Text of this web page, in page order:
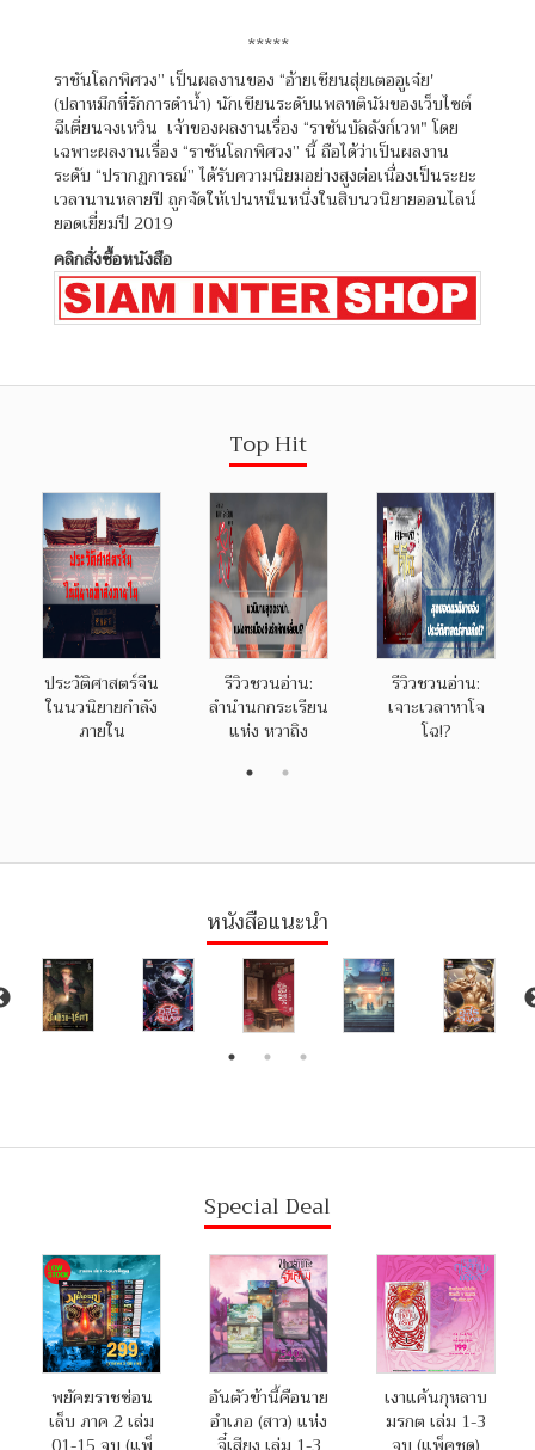
*****
ราชันโลกพิศวง” เป็นผลงานของ “อ้ายเชียนสุ่ยเตออูเจ๋ย'
(ปลาหมึกที่รักการดำน้ำ) นักเขียนระดับแพลทตินัมของเว็บไซต์
ฉีเตี่ยนจงเหวิน เจ้าของผลงานเรื่อง “ราชันบัลลังก์เวท" โดย
เฉพาะผลงานเรื่อง “ราชันโลกพิศวง” นี้ ถือได้ว่าเป็นผลงาน
ระดับ “ปรากฏการณ์” ได้รับความนิยมอย่างสูงต่อเนื่องเป็นระยะ
เวลานานหลายปี ถูกจัดให้เปนหน็นหนึ่งในสิบนวนิยายออนไลน์
ยอดเยี่ยมปึ 2019
คลิกสั่งซื้อหนังสือ
Top Hit
ประวัติศาสตร์จีน
ในนวนิยายกำลัง
ภายใน
รีวิวชวนอ่าน:
ลำนำนกกระเรียน
แห่ง หวาถิง
รีวิวชวนอ่าน:
เจาะเวลาหาโจ
โฉ!?
หนังสือแนะนำ
Special Deal
พยัคฆราชซ่อน
เล็บ ภาค 2 เล่ม
อันตัวข้านี้คือนาย
อำเภอ (สาว) แห่ง
เงาแค้นกุหลาบ
มรกต เล่ม 1-3